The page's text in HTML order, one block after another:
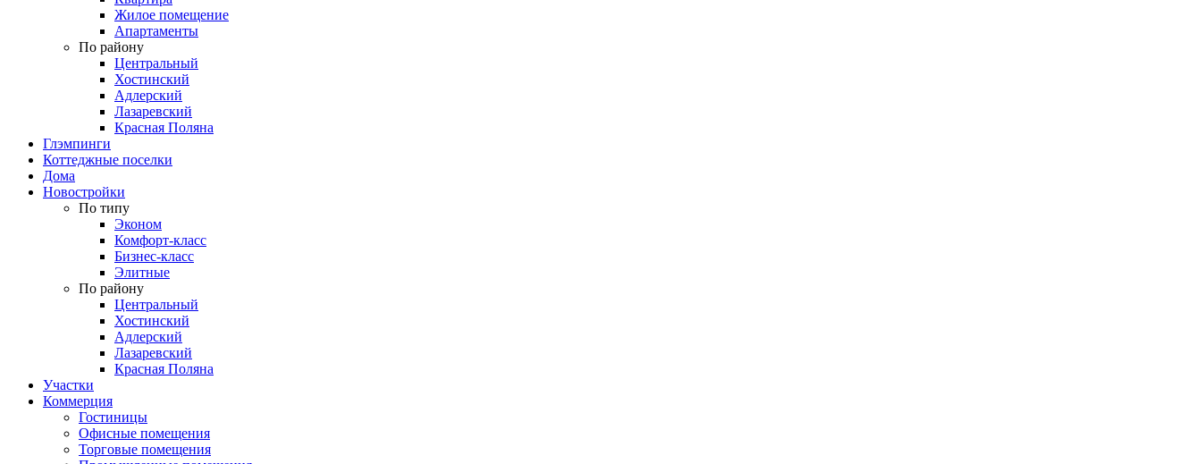
Жилое помещение
Апартаменты
По району
Центральный
Хостинский
Адлерский
Лазаревский
Красная Поляна
Глэмпинги
Коттеджные поселки
Дома
Новостройки
По типу
Эконом
Комфорт-класс
Бизнес-класс
Элитные
По району
Центральный
Хостинский
Адлерский
Лазаревский
Красная Поляна
Участки
Коммерция
Гостиницы
Офисные помещения
Торговые помещения